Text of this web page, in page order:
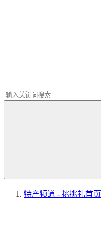
特产频道 - 挑挑礼首页